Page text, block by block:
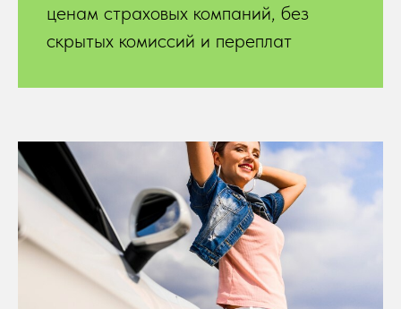
ценам страховых компаний, без
скрытых комиссий и переплат